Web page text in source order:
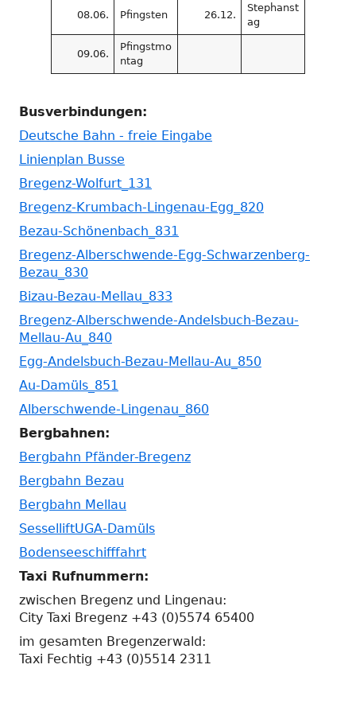
08.06. Pfingsten 26.12.
Stephanst
ag
09.06.
Pfingstmo
ntag
Busverbindungen:
Deutsche Bahn - freie Eingabe
Linienplan Busse
Bregenz-Wolfurt_131
Bregenz-Krumbach-Lingenau-Egg_820
Bezau-Schönenbach_831
Bregenz-Alberschwende-Egg-Schwarzenberg-
Bezau_830
Bizau-Bezau-Mellau_833
Bregenz-Alberschwende-Andelsbuch-Bezau-
Mellau-Au_840
Egg-Andelsbuch-Bezau-Mellau-Au_850
Au-Damüls_851
Alberschwende-Lingenau_860
Bergbahnen:
Bergbahn Pfänder-Bregenz
Bergbahn Bezau
Bergbahn Mellau
SesselliftUGA-Damüls
Bodenseeschifffahrt
Taxi Rufnummern:
zwischen Bregenz und Lingenau:
City Taxi Bregenz +43 (0)5574 65400
im gesamten Bregenzerwald:
Taxi Fechtig +43 (0)5514 2311